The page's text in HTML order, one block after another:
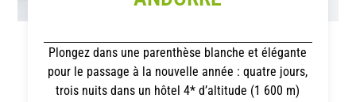
Plongez dans une parenthèse blanche et élégante
pour le passage à la nouvelle année : quatre jours,
trois nuits dans un hôtel 4* d’altitude (1 600 m)